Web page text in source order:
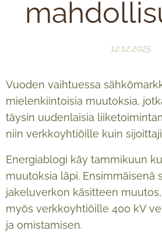
12.12.2025
Vuoden vaihtuessa
mielenkiintoisia muutoksia,
täysin uudenlaisia
niin verkkoyhtiöille kuin
Energiablogi käy tammikuun
muutoksia läpi. Ensimmäisenä
jakeluverkon käsitteen
myös verkkoyhtiöille 400 kV
ja omistamisen.